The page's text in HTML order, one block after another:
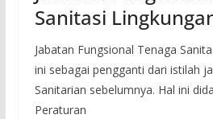
Sanitasi
Jabatan Fungsional Tenaga
ini sebagai pengganti dari istilah
Sanitarian sebelumnya. Hal ini
Peraturan